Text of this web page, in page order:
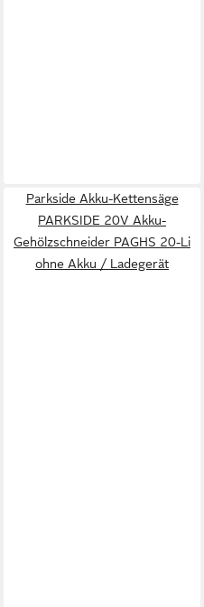
Parkside Akku-Kettensäge
PARKSIDE 20V Akku-
Gehölzschneider PAGHS 20-Li
ohne Akku / Ladegerät